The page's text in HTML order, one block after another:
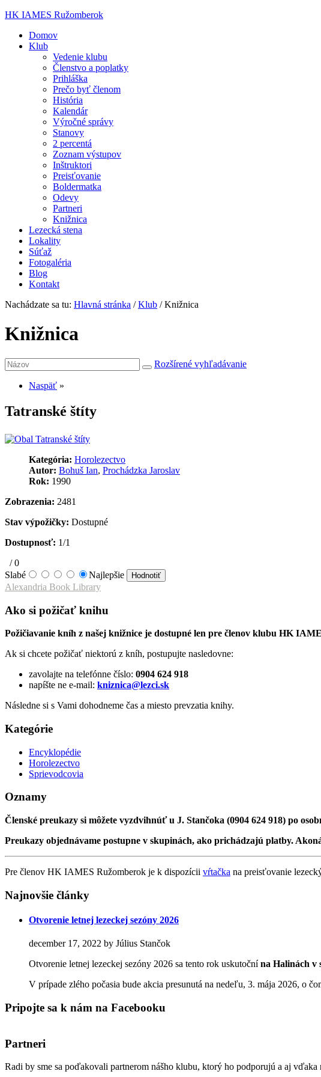
HK IAMES Ružomberok
Domov
Klub
Vedenie klubu
Členstvo a poplatky
Prihláška
Prečo byť členom
História
Kalendár
Výročné správy
Stanovy
2 percentá
Zoznam výstupov
Inštruktori
Preisťovanie
Boldermatka
Odevy
Partneri
Knižnica
Lezecká stena
Lokality
Súťaž
Fotogaléria
Blog
Kontakt
Nachádzate sa tu: Hlavná stránka /Klub /Knižnica
Knižnica
Rozšírené vyhľadávanie
Naspäť »
Tatranské štíty
Kategória: Horolezectvo
Autor: Bohuš Ian, Prochádzka Jaroslav
Rok: 1990
Zobrazenia: 2481
Stav výpožičky: Dostupné
Dostupnosť: 1/1
/0
Slabé
Najlepšie
Alexandria Book Library
Ako si požičať knihu
Požičiavanie kníh z našej knižnice je dostupné len pre členov klubu HK
Ak si chcete požičať niektorú z kníh, postupujte nasledovne:
zavolajte na telefónne číslo: 0904 624 918
napíšte ne e-mail: kniznica@lezci.sk
Následne si s Vami dohodneme čas a miesto prevzatia knihy.
Kategórie
Encyklopédie
Horolezectvo
Sprievodcovia
Oznamy
Členské preukazy si môžete vyzdvihnúť u J. Stančoka (0904 624 918) po
Preukazy objednávame postupne v skupinách, ako prichádzajú platby.
Pre členov HK IAMES Ružomberok je k dispozícii vŕtačka na preisťovanie
Najnovšie články
Otvorenie letnej lezeckej sezóny 2026
december 17, 2022 by Július Stančok
Otvorenie letnej lezeckej sezóny 2026 sa tento rok uskutočnína Halinách v
V prípade zlého počasia bude akcia presunutá na nedeľu, 3. mája 2026, o
Pripojte sa k nám na Facebooku
Partneri
Radi by sme sa poďakovali partnerom nášho klubu, ktorý ho podporujú a aj